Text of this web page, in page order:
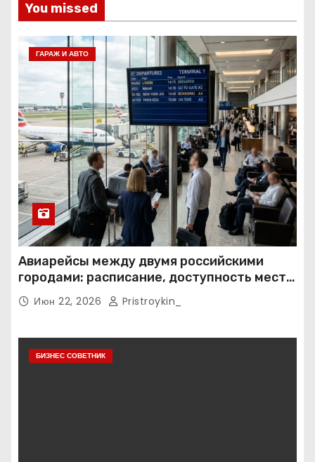
You missed
ГАРАЖ И АВТО
Авиарейсы между двумя российскими
городами: расписание, доступность мест и
тарифные условия
Июн 22, 2026 Pristroykin_
БИЗНЕС СОВЕТНИК